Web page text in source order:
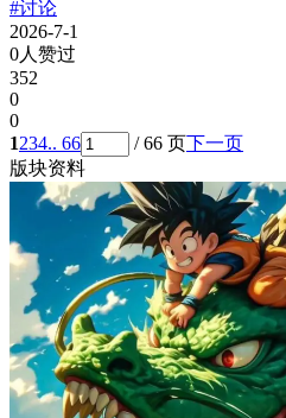
#讨论
2026-7-1
0人赞过
352
0
0
1234.. 66 / 66 页下一页
版块资料